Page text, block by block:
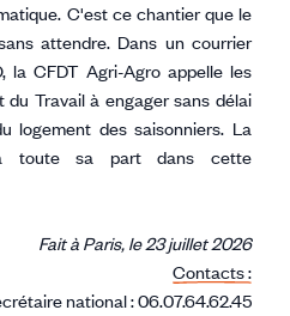
C'est ce chantier que le
attendre. Dans un courrier
la CFDT Agri-Agro appelle les
Travail à engager sans délai
logement des saisonniers. La
toute sa part dans cette
Fait à Paris, le 23 juillet 2026
Contacts :
national : 06.07.64.62.45